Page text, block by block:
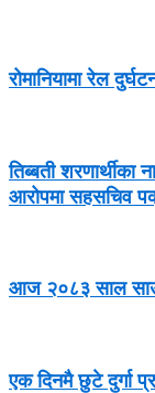
रोमानियामा रेल
तिब्बती शरणार्थीका
आरोपमा सहसचिव
आज २०८३ साल
एक दिनमै छुटे दुर्गा